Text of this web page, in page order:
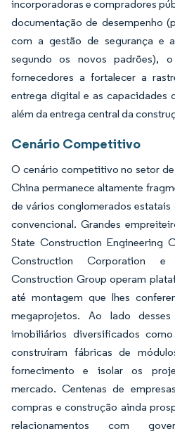
incorporadoras e compradores
documentação de desempenho
com a gestão de segurança e
segundo os novos padrões),
fornecedores a fortalecer a
entrega digital e as capacidades
além da entrega central da
Cenário Competitivo
O cenário competitivo no setor
China permanece altamente
de vários conglomerados
convencional. Grandes
State Construction Engineering
Construction Corporation e
Construction Group operam
até montagem que lhes
megaprojetos. Ao lado
imobiliários diversificados
construíram fábricas de
fornecimento e isolar os
mercado. Centenas de
compras e construção ainda
relacionamentos com